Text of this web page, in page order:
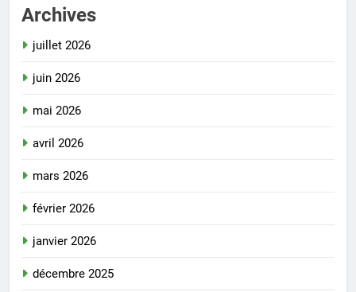
Archives
juillet 2026
juin 2026
mai 2026
avril 2026
mars 2026
février 2026
janvier 2026
décembre 2025